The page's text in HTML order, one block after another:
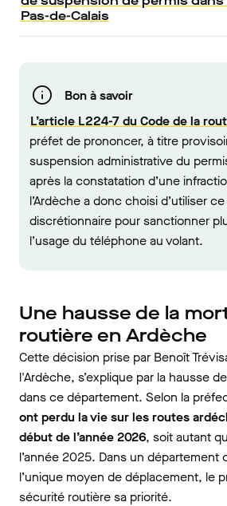
Pas-de-Calais
Bon à savoir
L’article L224-7 du Code de la
préfet de prononcer, à titre
suspension administrative du
après la constatation d’une
l’Ardèche a donc choisi d’utiliser
discrétionnaire pour sanctionner
l’usage du téléphone au volant.
Une hausse de la
routière en Ardèche
Cette décision prise par Benoît
l'Ardèche, s’explique par la hausse
dans ce département. Selon la
ont perdu la vie sur les routes
début de l’année 2026, soit autant
l’année 2025. Dans un département
l’unique moyen de déplacement, le
sécurité routière sa priorité.